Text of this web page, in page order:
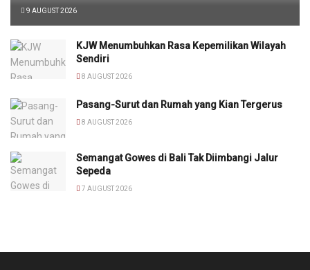
9 AUGUST 2026
KJW Menumbuhkan Rasa Kepemilikan Wilayah
Sendiri
8 AUGUST 2026
Pasang-Surut dan Rumah yang Kian Tergerus
8 AUGUST 2026
Semangat Gowes di Bali Tak Diimbangi Jalur
Sepeda
7 AUGUST 2026